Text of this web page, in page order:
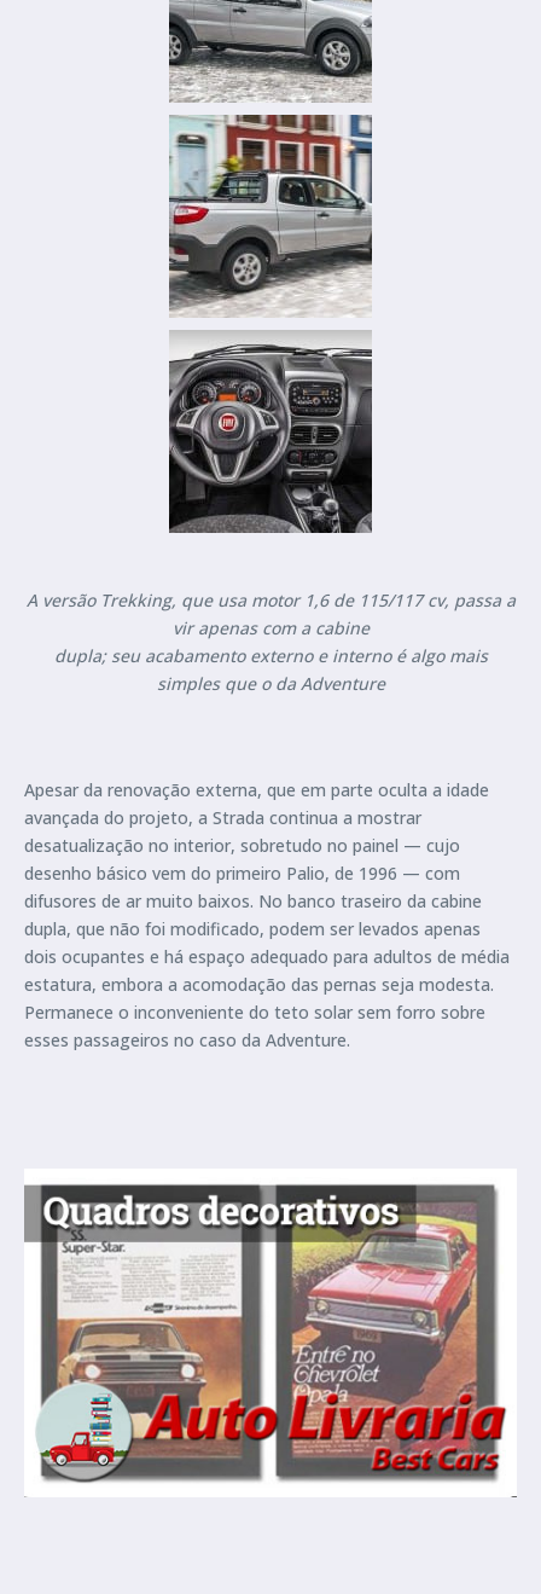
A versão Trekking, que usa motor 1,6 de 115/117 cv, passa a
vir apenas com a cabine
dupla; seu acabamento externo e interno é algo mais
simples que o da Adventure
Apesar da renovação externa, que em parte oculta a idade
avançada do projeto, a Strada continua a mostrar
desatualização no interior, sobretudo no painel — cujo
desenho básico vem do primeiro Palio, de 1996 — com
difusores de ar muito baixos. No banco traseiro da cabine
dupla, que não foi modificado, podem ser levados apenas
dois ocupantes e há espaço adequado para adultos de média
estatura, embora a acomodação das pernas seja modesta.
Permanece o inconveniente do teto solar sem forro sobre
esses passageiros no caso da Adventure.